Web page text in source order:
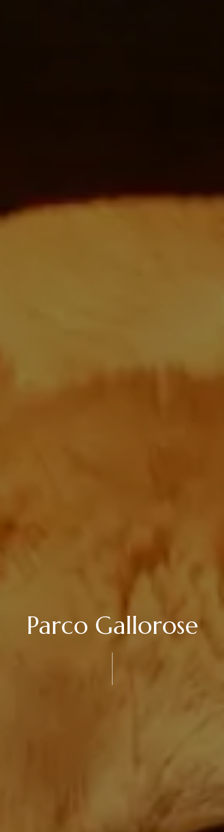
Parco Gallorose